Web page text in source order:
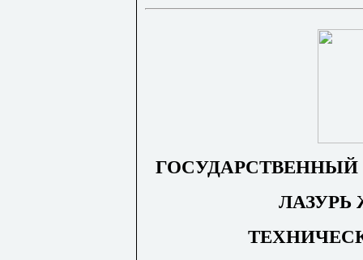
ЛАЗУРЬ